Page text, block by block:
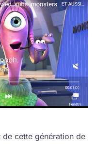
cette génération de